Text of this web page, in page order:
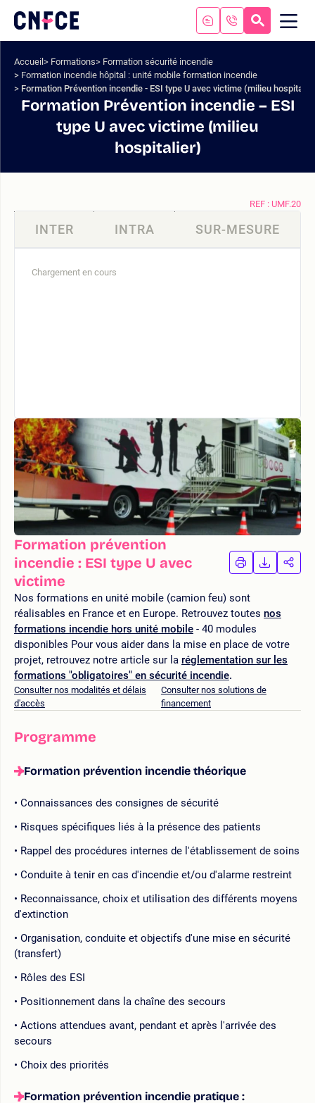
contenu
menu
Logo
site
Accueil Formations
Formation sécurité incendie
Formation incendie hôpital : unité mobile formation incendie
Formation Prévention incendie - ESI type U avec victime (milieu
Formation Prévention incendie – ESI
type U avec victime (milieu
hospitalier)
Formation prévention
incendie : ESI type U avec
victime
IMPRIMER
LA
LA
Nos formations en unité mobile (camion feu) sont
réalisables en France et en Europe. Retrouvez toutes nos
formations incendie hors unité mobile - 40 modules
disponibles Pour vous aider dans la mise en place de votre
projet, retrouvez notre article sur la réglementation sur les
formations "obligatoires" en sécurité incendie.
Consulter nos modalités et délais
d'accès
Consulter nos solutions de
financement
Programme
Formation prévention incendie théorique
Connaissances des consignes de sécurité
Risques spécifiques liés à la présence des patients
Rappel des procédures internes de l'établissement de soins
Conduite à tenir en cas d'incendie et/ou d'alarme restreint
Reconnaissance, choix et utilisation des différents moyens
d'extinction
Organisation, conduite et objectifs d'une mise en sécurité
(transfert)
Rôles des ESI
Positionnement dans la chaîne des secours
Actions attendues avant, pendant et après l'arrivée des
secours
Choix des priorités
Formation prévention incendie pratique :
REF : UMF.20
INTER INTRA SUR-MESURE